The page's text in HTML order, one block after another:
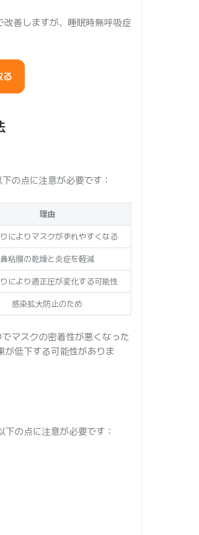
善しますが、睡眠時無呼吸症
の点に注意が必要です：
理由
によりマスクがずれやすくなる
鼻粘膜の乾燥と炎症を軽減
により適正圧が変化する可能性
感染拡大防止のため
マスクの密着性が悪くなった
が低下する可能性がありま
の点に注意が必要です：